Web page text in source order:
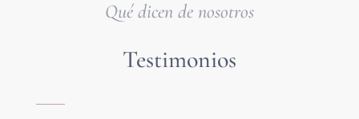
Qué dicen de nosotros
Testimonios